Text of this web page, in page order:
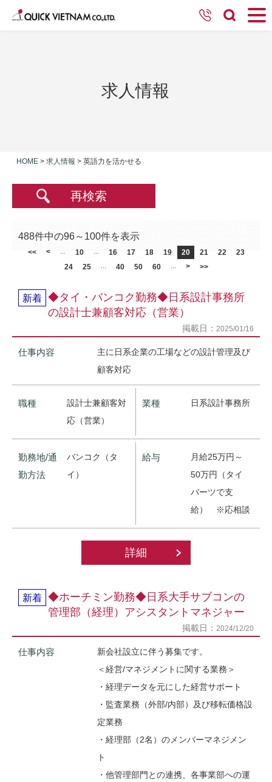
求人情報
HOME > 求人情報 > 英語力を活かせる
再検索
488件中の96～100件を表示
<< < 10 16 17 18 19 20 21 22
23
24
25 40 50 60 > >>
新着 ◆タイ・バンコク勤務◆日系設計事務所
の設計士兼顧客対応（営業）
掲載日： 2025/01/16
仕事内容
主に日系企業の工場などの設計管理及び
顧客対応
職種
設計士兼顧客対
応（営業）
業種 日系設計事務所
勤務地/通
勤方法
バンコク（タ
イ）
給与
月給25万円～
50万円（タイ
バーツで支
給） ※応相談
詳細
新着 ◆ホーチミン勤務◆日系大手サブコンの
管理部（経理）アシスタントマネジャー
掲載日： 2024/12/20
仕事内容
新会社設立に伴う募集です。
＜経営/マネジメントに関する業務＞
・経理データを元にした経営サポート
・監査業務（外部/内部）及び移転価格設
定業務
・経理部（2名）のメンバーマネジメン
ト
・他管理部門との連携、各事業部への運